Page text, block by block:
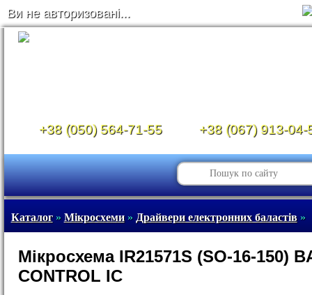
Ви не авторизовані...
+38 (050) 564-71-55 +38 (067) 913-04-
Каталог» Мікросхеми» Драйвери електронних баластів»
Мікросхема IR21571S (SO-16-150)
CONTROL IC